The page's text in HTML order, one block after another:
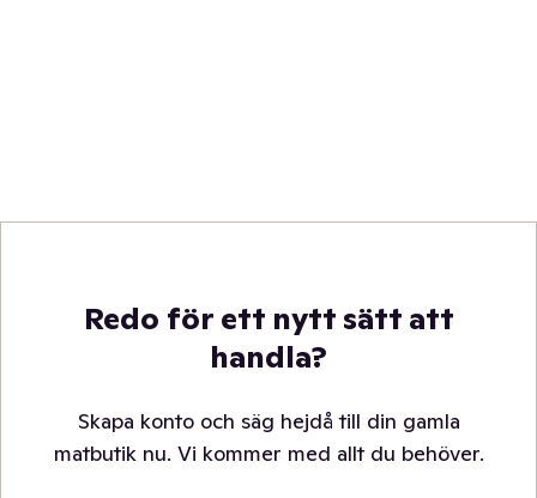
Redo för ett nytt sätt att
handla?
Skapa konto och säg hejdå till din gamla
matbutik nu. Vi kommer med allt du behöver.